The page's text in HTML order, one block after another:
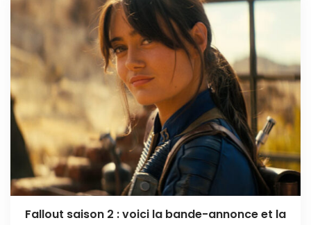
Fallout saison 2 : voici la bande-annonce et la